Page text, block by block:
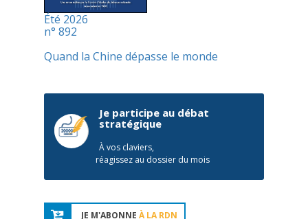
Été 2026
n° 892
Quand la Chine dépasse le monde
Je participe au débat
stratégique
À vos claviers,
réagissez au dossier du mois
JE M'ABONNE À LA RDN